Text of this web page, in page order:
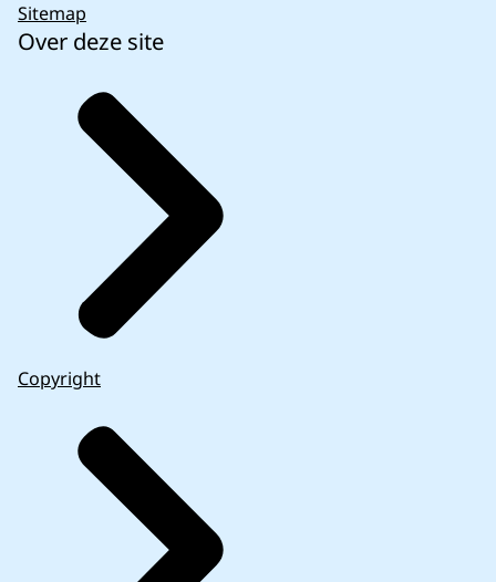
Sitemap
Over deze site
Copyright